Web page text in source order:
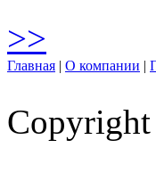
>>
Главная | О компании |
Copyright